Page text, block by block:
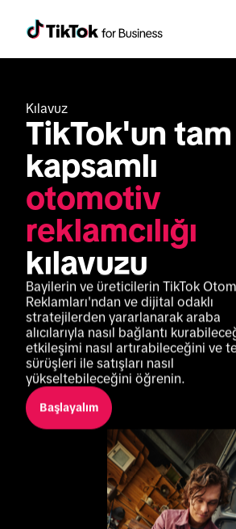
Kılavuz
TikTok'un tam
otomotiv
reklamcılığı
kılavuzu
Bayilerin ve üreticilerin TikTok
Reklamları'ndan ve dijital odaklı
stratejilerden yararlanarak araba
alıcılarıyla nasıl bağlantı
etkileşimi nasıl artırabileceğini ve
sürüşleri ile satışları nasıl
yükseltebileceğini öğrenin.
Başlayalım